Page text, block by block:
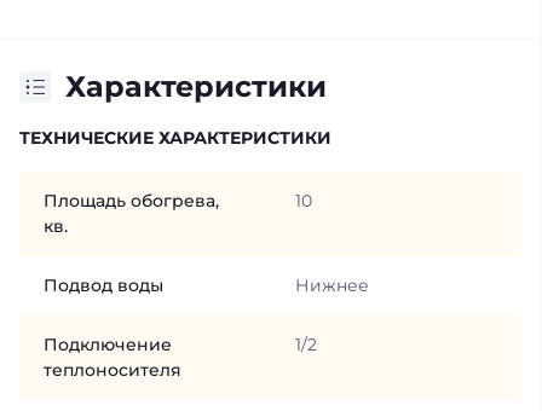
Характеристики
ТЕХНИЧЕСКИЕ ХАРАКТЕРИСТИКИ
Площадь обогрева,
кв.
10
Подвод воды Нижнее
Подключение
теплоносителя
1/2